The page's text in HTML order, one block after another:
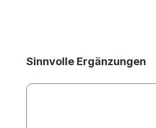
Produktgalerie überspringen
Sinnvolle Ergänzungen